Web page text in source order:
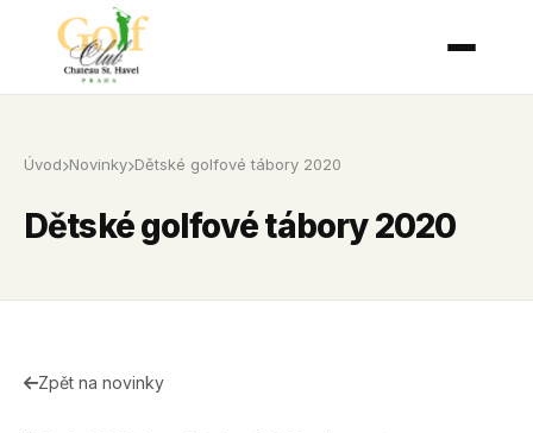
Úvod Novinky Dětské golfové tábory 2020
Dětské golfové tábory 2020
Zpět na novinky